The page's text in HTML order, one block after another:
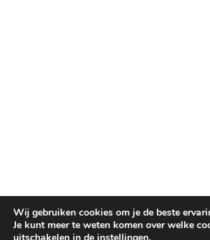
Wij gebruiken cookies om je de beste
Je kunt meer te weten komen over welke